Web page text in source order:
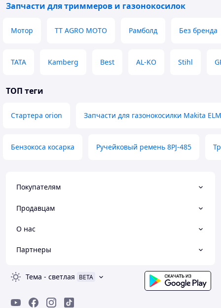
Запчасти для триммеров и газонокосилок
Мотор TT AGRO MOTO Рамболд Без бренда
TATA Kamberg Best AL-KO Stihl
ТОП теги
Стартера orion Запчасти для газонокосилки Makita
Бензокоса косарка Ручейковый ремень 8PJ-485
Покупателям
Продавцам
О нас
Партнеры
Тема - светлая BETA